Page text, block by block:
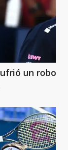
un robo